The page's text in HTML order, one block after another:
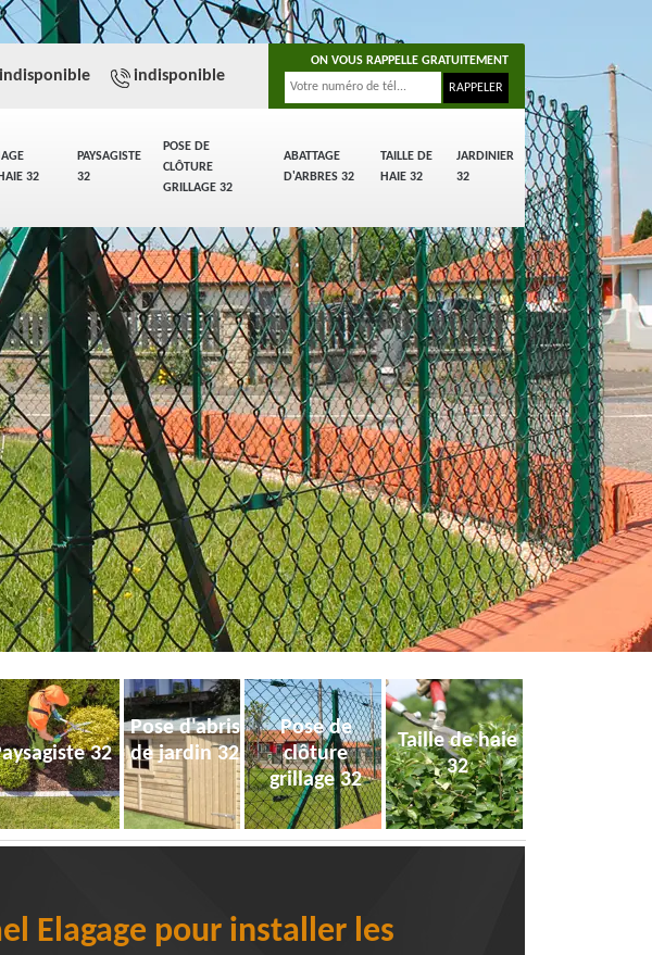
32
PAYSAGISTE
32
POSE DE
CLÔTURE
GRILLAGE 32
ABATTAGE
D'ARBRES 32
TAILLE DE
HAIE 32
JARDINIER
32
indisponible indisponible
ON VOUS RAPPELLE GRATUITEMENT
32
Pose d'abris
de jardin 32
Pose de
clôture
grillage 32
Taille de haie
32
Elagage pour installer les